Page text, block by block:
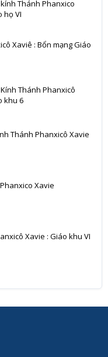
Thánh Phanxico
họ VI
Xaviê : Bổn mạng Giáo
Thánh Phanxicô
khu 6
Thánh Phanxicô Xavie
Xavie
Xavie : Giáo khu VI